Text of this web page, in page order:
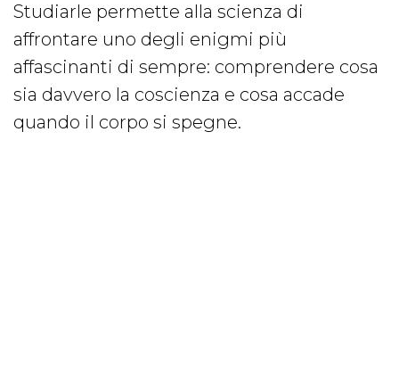
Studiarle permette alla scienza di
affrontare uno degli enigmi più
affascinanti di sempre: comprendere cosa
sia davvero la coscienza e cosa accade
quando il corpo si spegne.